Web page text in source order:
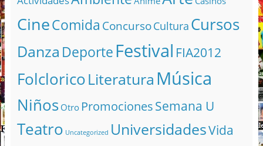
CineComida ConcursoCultura Cursos
Danza DeporteFestival FIA2012
FolcloricoLiteratura Música
Niños Otro PromocionesSemana U
Teatro Uncategorized UniversidadesVida